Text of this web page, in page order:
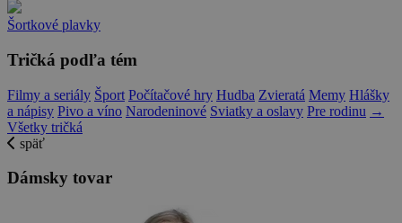
Šortkové plavky
Tričká podľa tém
Filmy a seriály Šport Počítačové hry Hudba Zvieratá Memy Hlášky
a nápisy Pivo a víno Narodeninové Sviatky a oslavy Pre rodinu →
Všetky tričká
späť
Dámsky tovar